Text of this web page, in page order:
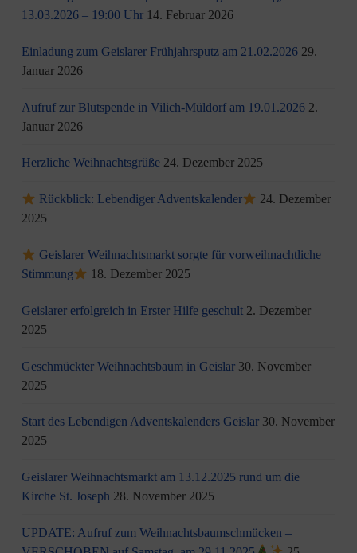
13.03.2026 – 19:00 Uhr 14. Februar 2026
Einladung zum Geislarer Frühjahrsputz am 21.02.2026 29.
Januar 2026
Aufruf zur Blutspende in Vilich-Müldorf am 19.01.2026 2.
Januar 2026
Herzliche Weihnachtsgrüße 24. Dezember 2025
Rückblick: Lebendiger Adventskalender
24. Dezember
2025
Geislarer Weihnachtsmarkt sorgte für vorweihnachtliche
Stimmung
18. Dezember 2025
Geislarer erfolgreich in Erster Hilfe geschult 2. Dezember
2025
Geschmückter Weihnachtsbaum in Geislar 30. November
2025
Start des Lebendigen Adventskalenders Geislar 30. November
2025
Geislarer Weihnachtsmarkt am 13.12.2025 rund um die
Kirche St. Joseph 28. November 2025
UPDATE: Aufruf zum Weihnachtsbaumschmücken –